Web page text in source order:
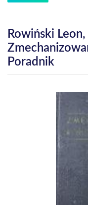
Rowiński
Poradnik